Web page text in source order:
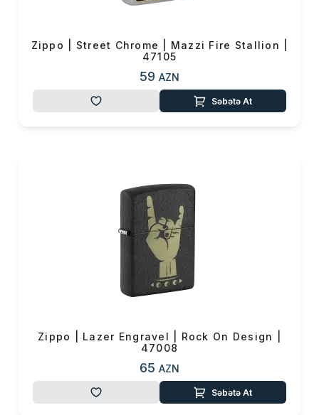
Zippo | Street Chrome | Mazzi Fire Stallion |
47105
59 AZN
Səbətə At
Zippo | Lazer Engravel | Rock On Design |
47008
65 AZN
Səbətə At